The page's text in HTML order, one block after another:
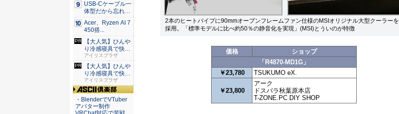
2本のヒートパイプに90mmオープンフレームファン仕様のMSIオリジナル大型クーラーを
採用。「標準モデルに比べ約50％の静音化を実現」(MSI)とういのが特徴
価格
ショップ
「R4870-MD1G」
￥23,780
TSUKUMO eX.
￥23,800
アーク
ドスパラ秋葉原本店
T-ZONE.PC DIY SHOP
USB-Cケーブル一
体型だから忘れな
い！...
Acer、Ryzen AI 7
450搭...
【大人気】ひんや
り冷感寝具で快適
な睡眠を...
アイリスプラザ
【大人気】ひんや
り冷感寝具で快適
な睡眠を...
アイリスプラザ
ASCII倶楽部
・BlenderでVTuber
アバター制作